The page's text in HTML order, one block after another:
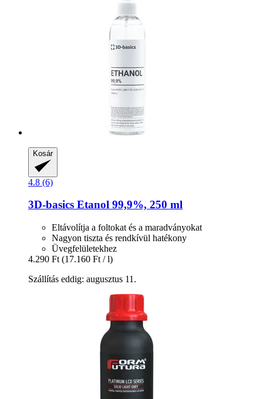
Kosár
4.8 (6)
3D-basics Etanol 99,9%, 250 ml
Eltávolítja a foltokat és a maradványokat
Nagyon tiszta és rendkívül hatékony
Üvegfelületekhez
4.290 Ft (17.160 Ft / l)
Szállítás eddig: augusztus 11.